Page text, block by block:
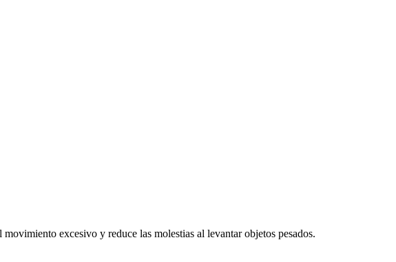
excesivo y reduce las molestias al levantar objetos pesados.